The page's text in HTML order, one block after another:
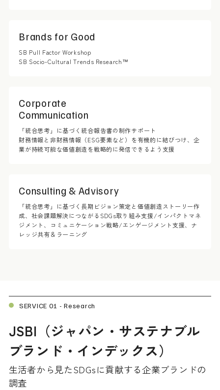
Brands for Good
SB Pull Factor Workshop
SB Socio-Cultural Trends Research™
Corporate
Communication
「統合思考」に基づく統合報告書の制作サポート
財務情報と非財務情報（ESG要素など）を有機的に結びつけ、企
業が持続可能な価値創造を戦略的に発信できるよう支援
Consulting & Advisory
「統合思考」に基づく長期ビジョン策定と価値創造ストーリー作
成、社会課題解決につながるSDGs取り組み支援/インパクトマネ
ジメント、コミュニケーション戦略/エンゲージメント支援、ナ
レッジ共有＆ラーニング
SERVICE 01 - Research
JSBI（ジャパン・サステナブル
ブランド・インデックス）
生活者から見たSDGsに貢献する企業ブランドの
調査